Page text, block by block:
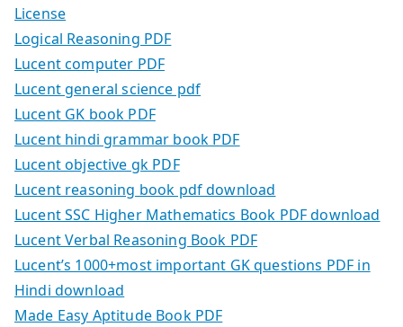
License
Logical Reasoning PDF
Lucent computer PDF
Lucent general science pdf
Lucent GK book PDF
Lucent hindi grammar book PDF
Lucent objective gk PDF
Lucent reasoning book pdf download
Lucent SSC Higher Mathematics Book PDF download
Lucent Verbal Reasoning Book PDF
Lucent’s 1000+most important GK questions PDF in
Hindi download
Made Easy Aptitude Book PDF